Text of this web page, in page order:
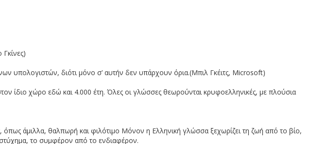
τιμών προϊόντων σε δραχμές και
υπολογιστών, διότι μόνο σ’ αυτήν δεν υπάρχουν όρια.(Μπιλ Γκέιτς, Microsoft)
ίδιο χώρο εδώ και 4.000 έτη. Όλες οι γλώσσες θεωρούνται κρυφοελληνικές, με πλούσια
άμιλλα, θαλπωρή και φιλότιμο Μόνον η Ελληνική γλώσσα ξεχωρίζει τη ζωή από το βίο,
το συμφέρον από το ενδιαφέρον.